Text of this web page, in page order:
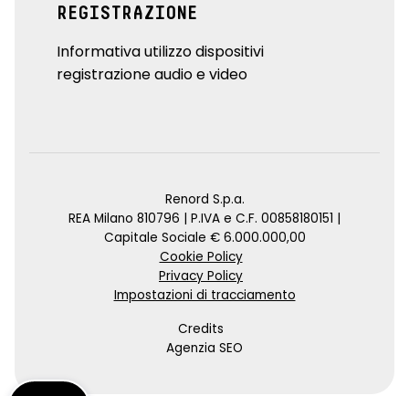
REGISTRAZIONE
Informativa utilizzo dispositivi
registrazione audio e video
Renord S.p.a.
REA Milano 810796 | P.IVA e C.F. 00858180151 |
Capitale Sociale € 6.000.000,00
Cookie Policy
Privacy Policy
Impostazioni di tracciamento
Credits
Agenzia SEO